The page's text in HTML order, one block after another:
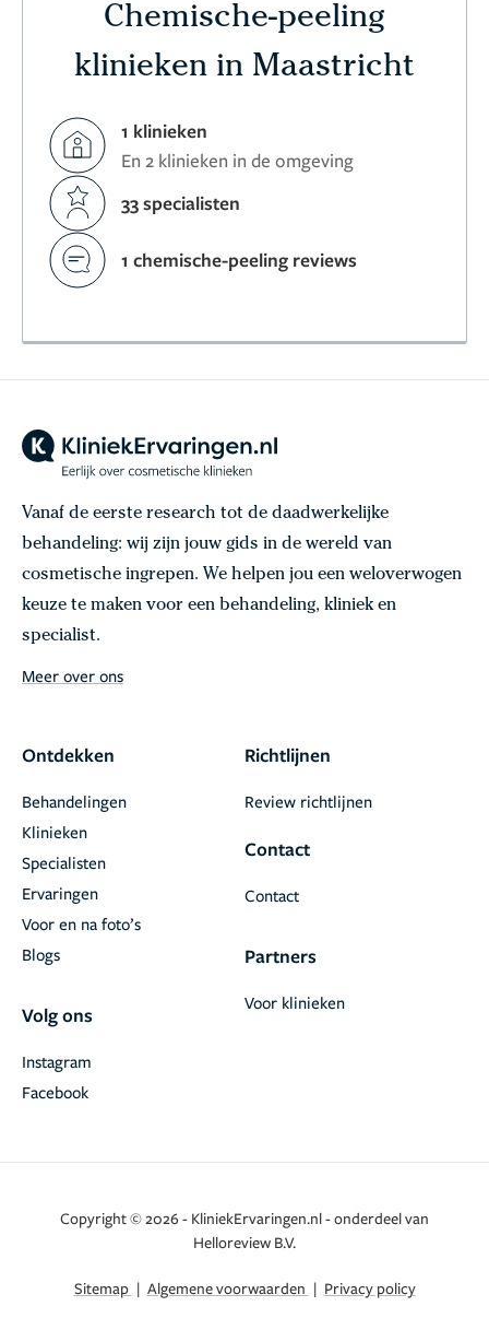
Chemische-peeling
klinieken in Maastricht
1 klinieken
En 2 klinieken in de omgeving
33 specialisten
1 chemische-peeling reviews
Vanaf de eerste research tot de daadwerkelijke
behandeling: wij zijn jouw gids in de wereld van
cosmetische ingrepen. We helpen jou een weloverwogen
keuze te maken voor een behandeling, kliniek en
specialist.
Meer over ons
Ontdekken
Behandelingen
Klinieken
Specialisten
Ervaringen
Voor en na foto’s
Blogs
Volg ons
Facebook
Instagram
Richtlijnen
Review richtlijnen
Contact
Contact
Partners
Voor klinieken
Copyright © 2026 - KliniekErvaringen.nl - onderdeel van
Helloreview B.V.
Sitemap | Algemene voorwaarden | Privacy policy